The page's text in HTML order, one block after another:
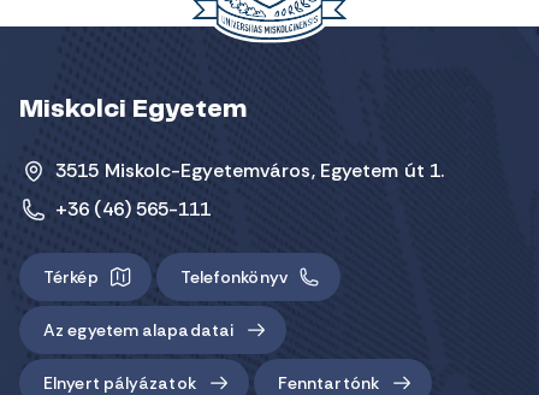
Miskolci Egyetem
3515 Miskolc-Egyetemváros, Egyetem út 1.
+36 (46) 565-111
Térkép Telefonkönyv
Az egyetem alapadatai
Elnyert pályázatok Fenntartónk